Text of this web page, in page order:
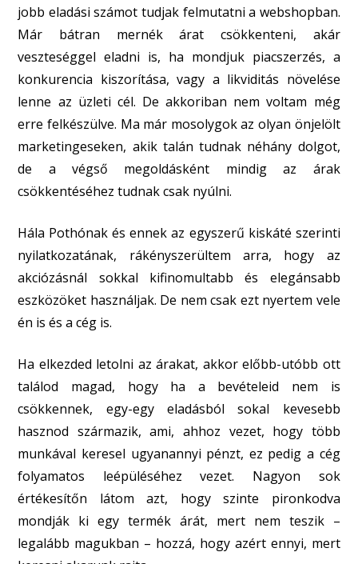
jobb eladási számot tudjak felmutatni a webshopban.
Már bátran mernék árat csökkenteni, akár
veszteséggel eladni is, ha mondjuk piacszerzés, a
konkurencia kiszorítása, vagy a likviditás növelése
lenne az üzleti cél. De akkoriban nem voltam még
erre felkészülve. Ma már mosolygok az olyan önjelölt
marketingeseken, akik talán tudnak néhány dolgot,
de a végső megoldásként mindig az árak
csökkentéséhez tudnak csak nyúlni.
Hála Pothónak és ennek az egyszerű kiskáté szerinti
nyilatkozatának, rákényszerültem arra, hogy az
akciózásnál sokkal kifinomultabb és elegánsabb
eszközöket használjak. De nem csak ezt nyertem vele
én is és a cég is.
Ha elkezded letolni az árakat, akkor előbb-utóbb ott
találod magad, hogy ha a bevételeid nem is
csökkennek, egy-egy eladásból sokal kevesebb
hasznod származik, ami, ahhoz vezet, hogy több
munkával keresel ugyanannyi pénzt, ez pedig a cég
folyamatos leépüléséhez vezet. Nagyon sok
értékesítőn látom azt, hogy szinte pironkodva
mondják ki egy termék árát, mert nem teszik –
legalább magukban – hozzá, hogy azért ennyi, mert